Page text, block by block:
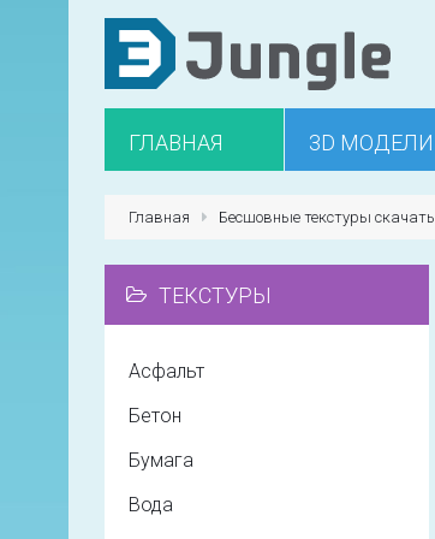
ГЛАВНАЯ 3D МОДЕЛИ
Главная Бесшовные текстуры скачать
ТЕКСТУРЫ
Асфальт
Бетон
Бумага
Вода